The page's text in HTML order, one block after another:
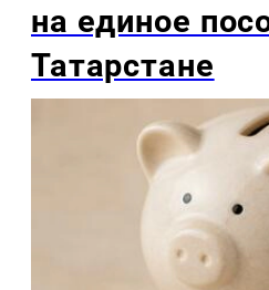
на единое
Татарстане